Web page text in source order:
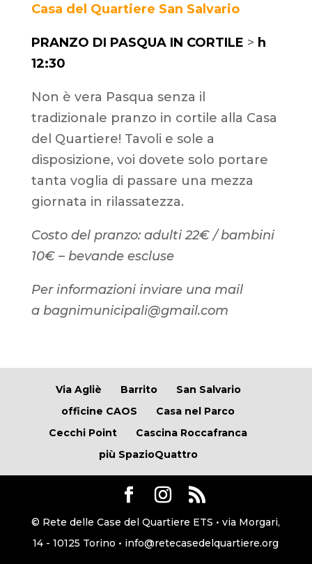
Casa del Quartiere San Salvario
PRANZO DI PASQUA IN CORTILE > h
12:30
Non è vera Pasqua senza il
tradizionale pranzo in cortile alla Casa
del Quartiere! Tavoli e sole a
disposizione, voi dovete solo portare
tanta voglia di passare una mezza
giornata in rilassatezza.
Costo del pranzo: adulti 22€ / bambini
10€ – bevande escluse
Per informazioni inviare una mail
a bagnimunicipali@gmail.com
Via Agliè Barrito
San Salvario
officine CAOS
Casa nel Parco
Cecchi Point
Cascina Roccafranca
più SpazioQuattro
© Rete delle Case del Quartiere ETS • via Morgari,
14 - 10125 Torino • info@retecasedelquartiere.org